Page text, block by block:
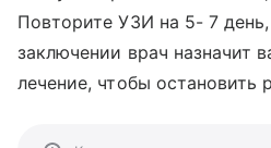
Повторите УЗИ на 5- 7
заключении врач назначит
лечение, чтобы остановить